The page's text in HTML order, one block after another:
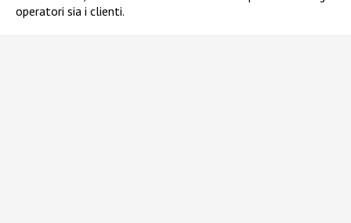
operatori sia i clienti.